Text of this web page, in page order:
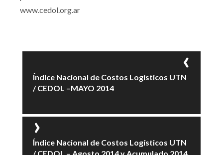
www.cedol.org.ar
Índice Nacional de Costos Logísticos UTN
/ CEDOL –MAYO 2014
Índice Nacional de Costos Logísticos UTN